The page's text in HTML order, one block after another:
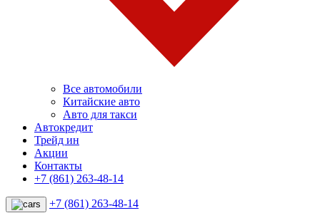
Все автомобили
Китайские авто
Авто для такси
Автокредит
Трейд ин
Акции
Контакты
+7 (861) 263-48-14
+7 (861) 263-48-14